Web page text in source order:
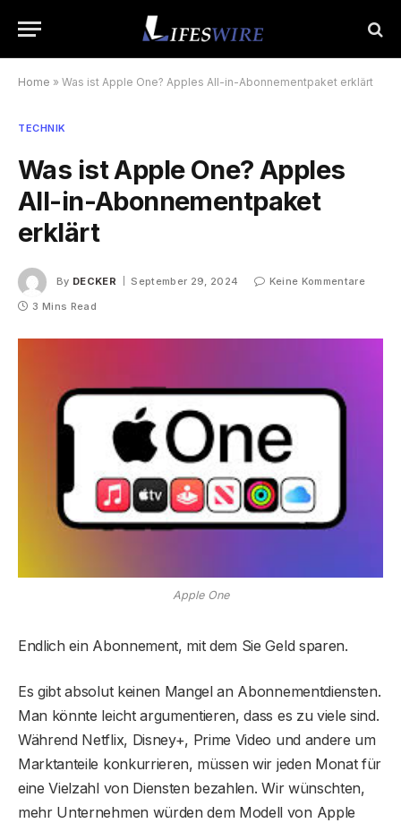
Home » Was ist Apple One? Apples All-in-Abonnementpaket erklärt
TECHNIK
Was ist Apple One? Apples
All-in-Abonnementpaket
erklärt
By DECKER September 29, 2024
Keine Kommentare
3 Mins Read
Apple One
Endlich ein Abonnement, mit dem Sie Geld sparen.
Es gibt absolut keinen Mangel an Abonnementdiensten.
Man könnte leicht argumentieren, dass es zu viele sind.
Während Netflix, Disney+, Prime Video und andere um
Marktanteile konkurrieren, müssen wir jeden Monat für
eine Vielzahl von Diensten bezahlen. Wir wünschten,
mehr Unternehmen würden dem Modell von Apple